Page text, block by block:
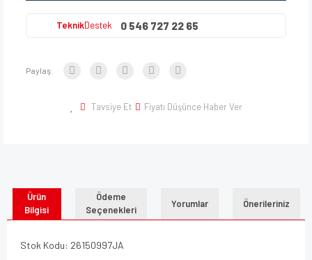
TeknikDestek 0 546 727 22 65
Paylaş:
Tavsiye Et Fiyatı Düşünce Haber Ver
Ürün
Bilgisi
Ödeme
Seçenekleri
Yorumlar Önerileriniz
Stok Kodu: 26150997JA